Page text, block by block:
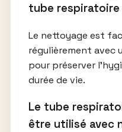
tube respiratoire
Le nettoyage est
régulièrement avec
pour préserver
durée de vie.
Le tube
être utilisé avec